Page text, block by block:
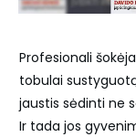
Profesionali
tobulai
jaustis sėdinti ne
Ir tada jos